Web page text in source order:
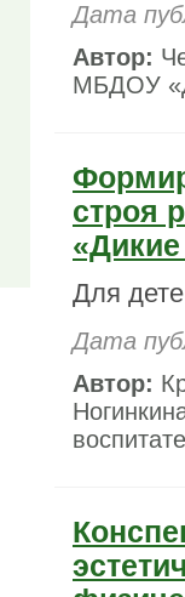
Дата
Автор:
МБДОУ
строя
Для
Дата
Автор: